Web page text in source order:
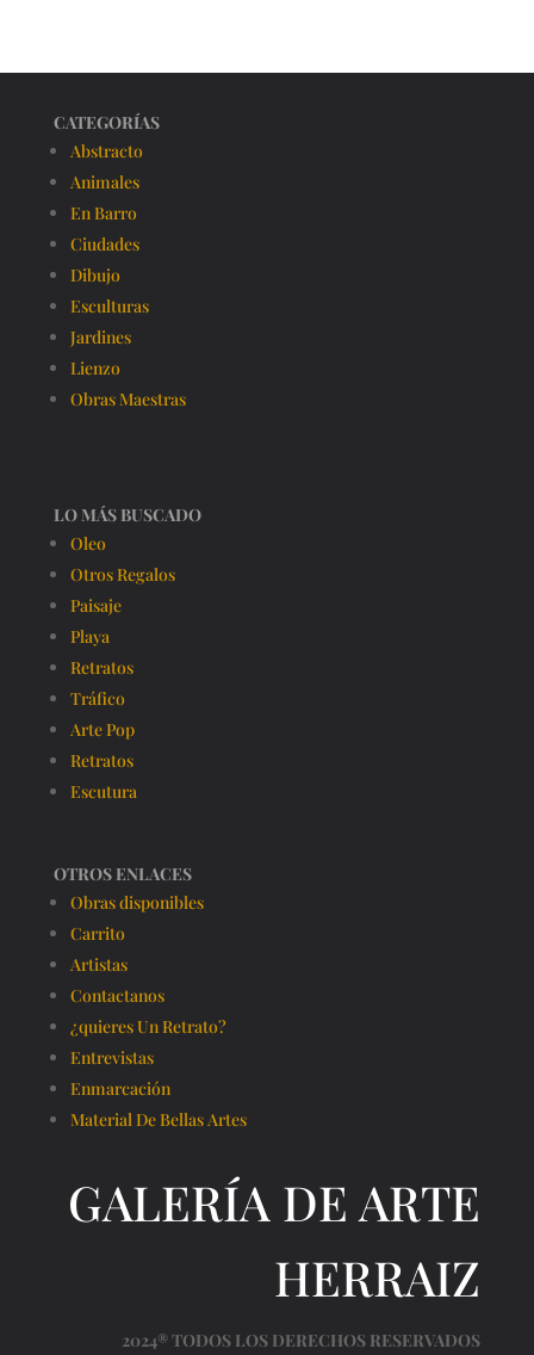
CATEGORÍAS
Abstracto
Animales
En Barro
Ciudades
Dibujo
Esculturas
Jardines
Lienzo
Obras Maestras
LO MÁS BUSCADO
Oleo
Otros Regalos
Paisaje
Playa
Retratos
Tráfico
Arte Pop
Retratos
Escutura
OTROS ENLACES
Obras disponibles
Carrito
Artistas
Contactanos
¿quieres Un Retrato?
Entrevistas
Enmarcación
Material De Bellas Artes
GALERÍA DE ARTE
HERRAIZ
2024® TODOS LOS DERECHOS RESERVADOS